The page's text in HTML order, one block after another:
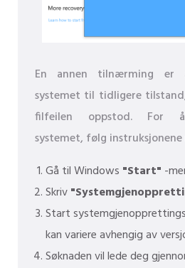
En annen tilnærming er
systemet til tidligere
filfeilen oppstod. For
systemet, følg
Gå til Windows "Start" -
Skriv
Start
kan variere avhengig av
Søknaden vil lede deg